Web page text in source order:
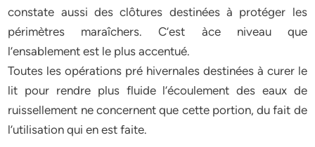
constate aussi des clôtures destinées à protéger les
périmètres maraîchers. C’est àce niveau que
l’ensablement est le plus accentué.
Toutes les opérations pré hivernales destinées à curer le
lit pour rendre plus fluide l’écoulement des eaux de
ruissellement ne concernent que cette portion, du fait de
l’utilisation qui en est faite.